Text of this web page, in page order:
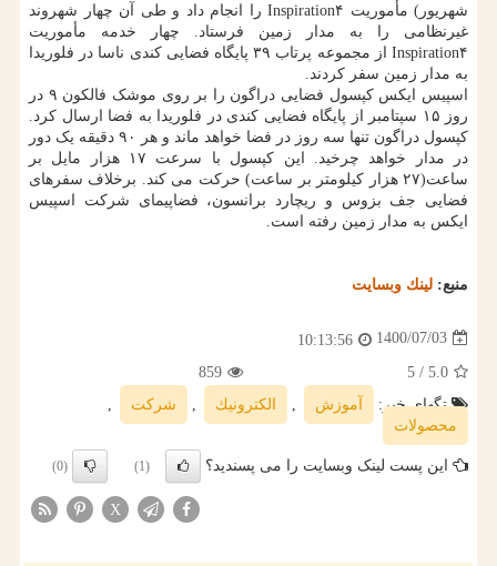
شهریور) مأموریت Inspiration۴ را انجام داد و طی آن چهار شهروند
غیرنظامی را به مدار زمین فرستاد. چهار خدمه مأموریت
Inspiration۴ از مجموعه پرتاب ۳۹ پایگاه فضایی کندی ناسا در فلوریدا
به مدار زمین سفر کردند.
اسپیس ایکس کپسول فضایی دراگون را بر روی موشک فالکون ۹ در
روز ۱۵ سپتامبر از پایگاه فضایی کندی در فلوریدا به فضا ارسال کرد.
کپسول دراگون تنها سه روز در فضا خواهد ماند و هر ۹۰ دقیقه یک دور
در مدار خواهد چرخید. این کپسول با سرعت ۱۷ هزار مایل بر
ساعت(۲۷ هزار کیلومتر بر ساعت) حرکت می کند. برخلاف سفرهای
فضایی جف بزوس و ریچارد برانسون، فضاپیمای شرکت اسپیس
ایکس به مدار زمین رفته است.
منبع: لینك وبسایت
1400/07/03
10:13:56
5.0
/ 5
859
تگهای خبر:
آموزش الكترونیك شركت
محصولات
این پست لینک وبسایت را می پسندید؟ (1)
(0)
X